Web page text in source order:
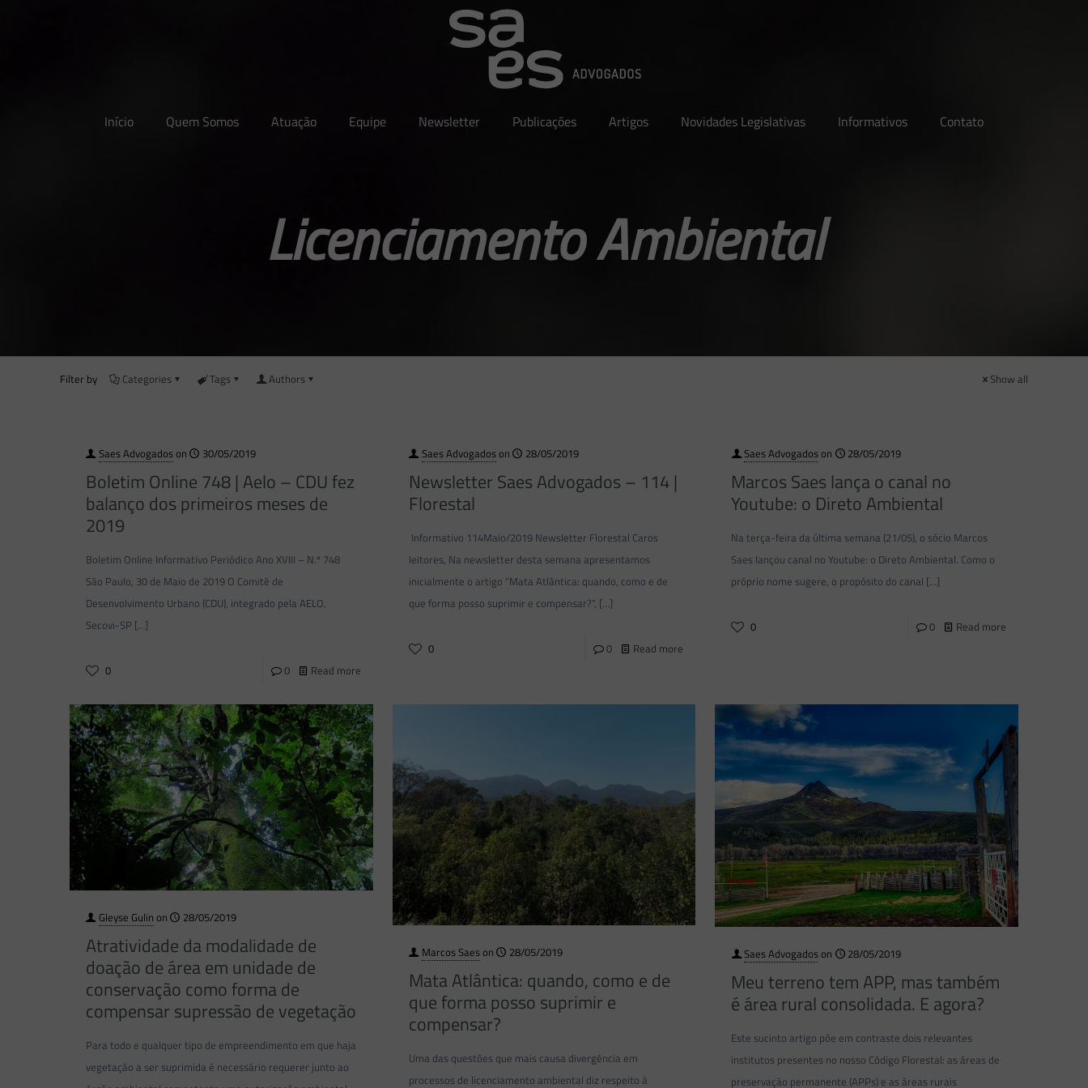
Início Quem Somos Atuação Equipe Newsletter Publicações Artigos Novidades Legislativas Informativos Contato
Licenciamento Ambiental
Filter by Categories Tags Authors Show all
Saes Advogadoson 30/05/2019
Boletim Online 748 | Aelo – CDU fez
balanço dos primeiros meses de
2019
Boletim Online Informativo Periódico Ano XVIII – N.º 748
São Paulo, 30 de Maio de 2019 O Comitê de
Desenvolvimento Urbano (CDU), integrado pela AELO,
Secovi-SP […]
0 0 Read more
Saes Advogadoson 28/05/2019
Newsletter Saes Advogados – 114 |
Florestal
Informativo 114Maio/2019 Newsletter Florestal Caros
leitores, Na newsletter desta semana apresentamos
inicialmente o artigo “Mata Atlântica: quando, como e de
que forma posso suprimir e compensar?“, […]
0 0 Read more
Saes Advogadoson 28/05/2019
Marcos Saes lança o canal no
Youtube: o Direto Ambiental
Na terça-feira da última semana (21/05), o sócio Marcos
Saes lançou canal no Youtube: o Direto Ambiental. Como o
próprio nome sugere, o propósito do canal […]
0 0 Read more
Gleyse Gulin on 28/05/2019
Atratividade da modalidade de
doação de área em unidade de
conservação como forma de
compensar supressão de vegetação
Para todo e qualquer tipo de empreendimento em que haja
vegetação a ser suprimida é necessário requerer junto ao
Marcos Saeson 28/05/2019
Mata Atlântica: quando, como e de
que forma posso suprimir e
compensar?
Uma das questões que mais causa divergência em
processos de licenciamento ambiental diz respeito à
Saes Advogadoson 28/05/2019
Meu terreno tem APP, mas também
é área rural consolidada. E agora?
Este sucinto artigo põe em contraste dois relevantes
institutos presentes no nosso Código Florestal: as áreas de
preservação permanente (APPs) e as áreas rurais